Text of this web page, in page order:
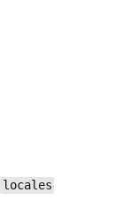
locales